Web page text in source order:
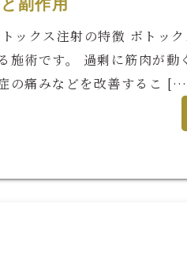
副作用
ックス注射の特徴 ボトッ
施術です。 過剰に筋肉が
の痛みなどを改善するこ